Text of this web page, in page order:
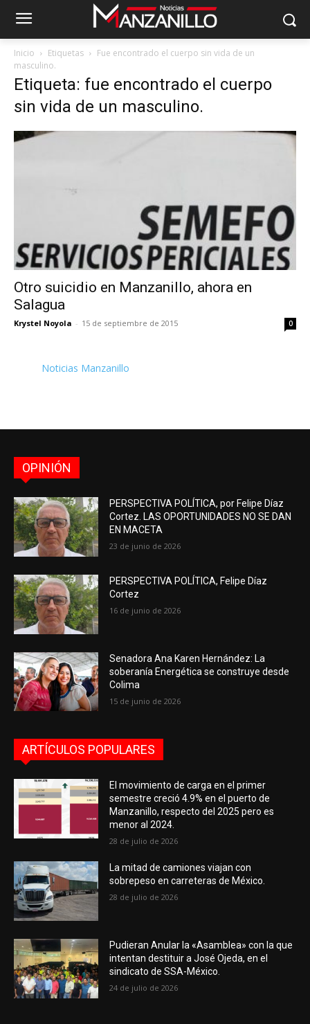
Inicio Etiquetas
Fue encontrado el cuerpo sin vida de un
masculino.
Etiqueta: fue encontrado el cuerpo
sin vida de un masculino.
Otro suicidio en Manzanillo, ahora en
Salagua
Krystel Noyola - 15 de septiembre de 2015 0
Noticias Manzanillo
OPINIÓN
PERSPECTIVA POLÍTICA, por Felipe Díaz
Cortez. LAS OPORTUNIDADES NO SE DAN
EN MACETA
23 de junio de 2026
PERSPECTIVA POLÍTICA, Felipe Díaz
Cortez
16 de junio de 2026
Senadora Ana Karen Hernández: La
soberanía Energética se construye desde
Colima
15 de junio de 2026
ARTÍCULOS POPULARES
El movimiento de carga en el primer
semestre creció 4.9% en el puerto de
Manzanillo, respecto del 2025 pero es
menor al 2024.
28 de julio de 2026
La mitad de camiones viajan con
sobrepeso en carreteras de México.
28 de julio de 2026
Pudieran Anular la «Asamblea» con la que
intentan destituir a José Ojeda, en el
sindicato de SSA-México.
24 de julio de 2026